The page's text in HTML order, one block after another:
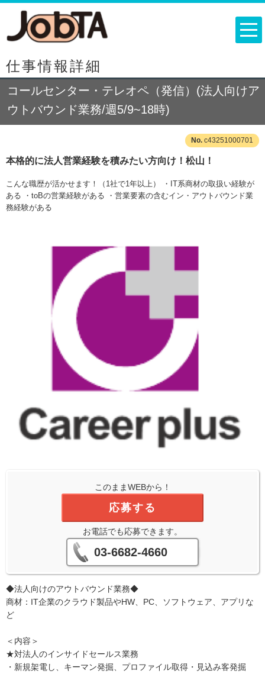
仕事情報詳細
コールセンター・テレオペ（発信）(法人向けア
ウトバウンド業務/週5/9~18時)
c43251000701
本格的に法人営業経験を積みたい方向け！松山！
こんな職歴が活かせます！（1社で1年以上） ・IT系商材の取扱い経験が
ある ・toBの営業経験がある ・営業要素の含むイン・アウトバウンド業
務経験がある
このままWEBから！
応募する
お電話でも応募できます。
03-6682-4660
◆法人向けのアウトバウンド業務◆
商材：IT企業のクラウド製品やHW、PC、ソフトウェア、アプリな
ど
＜内容＞
★対法人のインサイドセールス業務
・新規架電し、キーマン発掘、プロファイル取得・見込み客発掘